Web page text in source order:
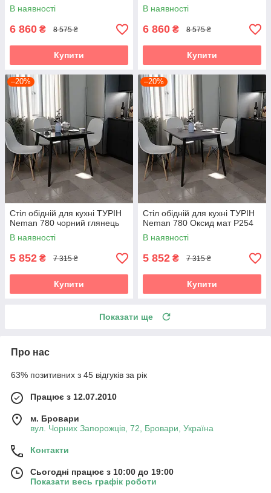
В наявності
6 860 ₴ 8 575 ₴
Купити
В наявності
6 860 ₴ 8 575 ₴
Купити
–20%
Стіл обідній для кухні ТУРІН
Neman 780 чорний глянець
В наявності
5 852 ₴ 7 315 ₴
Купити
–20%
Стіл обідній для кухні ТУРІН
Neman 780 Оксид мат Р254
В наявності
5 852 ₴ 7 315 ₴
Купити
Показати ще
Про нас
63% позитивних з 45 відгуків за рік
Працює з 12.07.2010
м. Бровари
вул. Чорних Запорожців, 72, Бровари, Україна
Контакти
Сьогодні працює з 10:00 до 19:00
Показати весь графік роботи